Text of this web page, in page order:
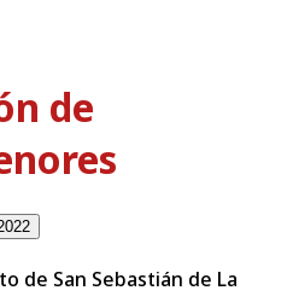
de
de San Sebastián de La